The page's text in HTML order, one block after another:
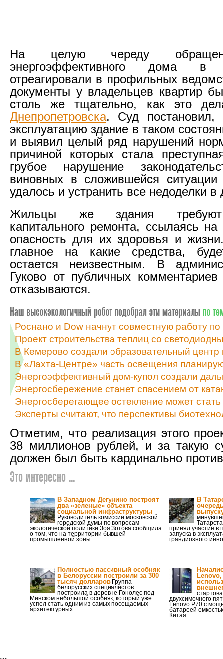
На целую череду
энергоэффективного дома
отреагировали в профильных
документы у владельцев квартир
столь же тщательно, как это
Днепропетровска. Суд постановил,
эксплуатацию здание в таком
и выявил целый ряд нарушений
причиной которых стала
грубое нарушение
виновных в сложившейся
удалось и устранить все недоделки
Жильцы же здания требуют
капитального ремонта, ссылаясь
опасность для их здоровья и
главное на какие средства,
остается неизвестным. В
Гуково от публичных комментариев
отказываются.
Роснано и Dow начнут совместную работу
Проект строительства теплиц со
В Кемерово создали образовательный
В «Лахта-Центре» часть освещения
Энергоэффективный дом-купол создали
Энергосбережение станет спасением от
Энергосберегающее остекление может
Эксперты считают, что перспективы
Отметим, что реализация этого
38 миллионов рублей, и за такую
должен был быть кардинально
Это интересно ...
В Западном Дегунино построят
два «зеленые» объекта
социальной инфраструктуры
Руководитель комиссии московской
городской думы по вопросам
экологической политики Зоя Зотова сообщила
о том, что на территории бывшей
промышленной зоны
В
принял участие в
запуска в
грандиозного
Полностью пассивный особняк
в Белоруссии построили за 300
тысяч долларов Группа
белорусских специалистов
построила в деревне Гонолес под
Минском небольшой особняк, который уже
успел стать одним из самых посещаемых
архитектурных
двухсимочного
Lenovo P70 с
батареей
Китая